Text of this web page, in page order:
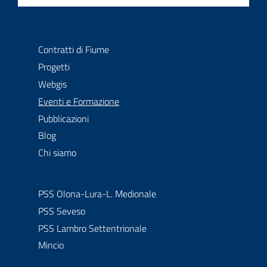
Contratti di fiume
La comunità degli attori della gestione delle acque
Contratti di Fiume
Progetti
Webgis
Eventi e Formazione
Pubblicazioni
Blog
Chi siamo
PSS Olona-Lura-L. Medionale
PSS Seveso
PSS Lambro Settentrionale
Mincio